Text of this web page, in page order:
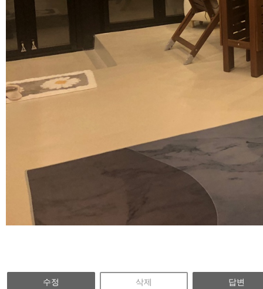
수정 삭제 답변